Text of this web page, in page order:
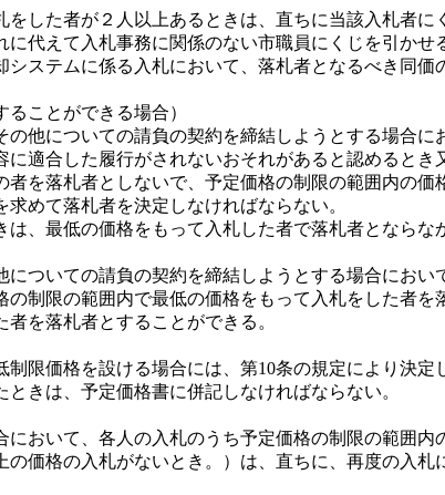
した者が２人以上あるときは、直ちに当該入札者
代えて入札事務に関係のない市職員にくじを引かせ
ステムに係る入札において、落札者となるべき同
ることができる場合）
他についての請負の契約を締結しようとする場合
適合した履行がされないおそれがあると認めると
を落札者としないで、予定価格の制限の範囲内の
めて落札者を決定しなければならない。
、最低の価格をもって入札した者で落札者となら
ついての請負の契約を締結しようとする場合にお
の制限の範囲内で最低の価格をもって入札をした者
を落札者とすることができる。
限価格を設ける場合には、第10条の規定により決定
きは、予定価格書に併記しなければならない。
おいて、各人の入札のうち予定価格の制限の範囲
価格の入札がないとき。）は、直ちに、再度の入札